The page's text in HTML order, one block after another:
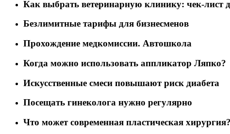
Как выбрать ветеринарную клинику: чек-лист
Безлимитные тарифы для бизнесменов
Прохождение медкомиссии. Автошкола
Когда можно использовать аппликатор Ляпко?
Искусственные смеси повышают риск диабета
Посещать гинеколога нужно регулярно
Что может современная пластическая хирургия?